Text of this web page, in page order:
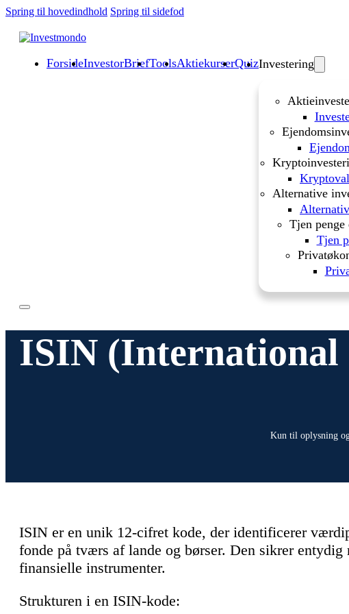
Spring til hovedindhold Spring til sidefod
ForsideInvestorBriefToolsAktiekurserQuizInvestering
Alternative
Tjen penge
Tjen
ISIN (International
Kun til oplysning
ISIN er en unik 12-cifret kode, der identificerer
fonde på tværs af lande og børser. Den sikrer
finansielle instrumenter.
Strukturen i en ISIN-kode: